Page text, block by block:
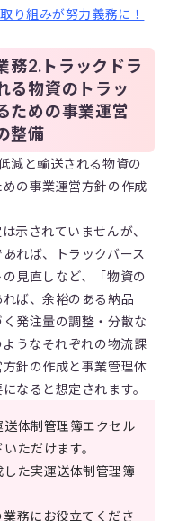
り組みが努力義務に！
務2.トラックドラ
る物資のトラッ
ための事業運営
整備
減と輸送される物資の
の事業運営方針の作成
示されていませんが、
れば、トラックバース
見直しなど、「物資の
ば、余裕のある納品
発注量の調整・分散な
うなそれぞれの物流課
針の作成と事業管理体
なると想定されます。
体制管理簿エクセル
ただけます。
た実運送体制管理簿
務にお役立てくださ